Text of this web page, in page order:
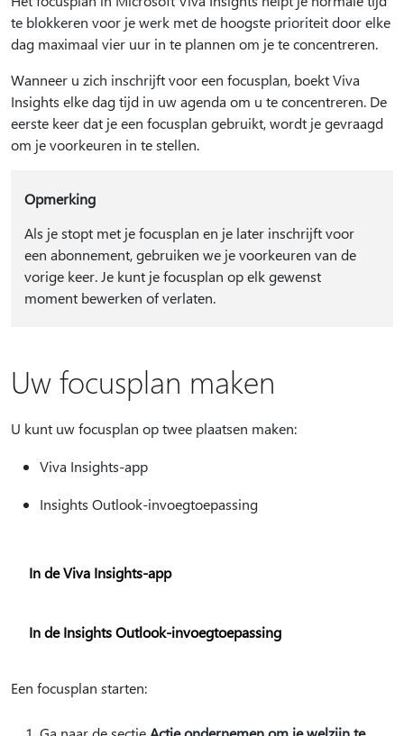
te blokkeren voor je werk met de hoogste prioriteit door elke
dag maximaal vier uur in te plannen om je te concentreren.
Wanneer u zich inschrijft voor een focusplan, boekt Viva
Insights elke dag tijd in uw agenda om u te concentreren. De
eerste keer dat je een focusplan gebruikt, wordt je gevraagd
om je voorkeuren in te stellen.
Opmerking
Als je stopt met je focusplan en je later inschrijft voor
een abonnement, gebruiken we je voorkeuren van de
vorige keer. Je kunt je focusplan op elk gewenst
moment bewerken of verlaten.
Uw focusplan maken
U kunt uw focusplan op twee plaatsen maken:
Viva Insights-app
Insights Outlook-invoegtoepassing
In de Viva Insights-app
In de Insights Outlook-invoegtoepassing
Een focusplan starten: